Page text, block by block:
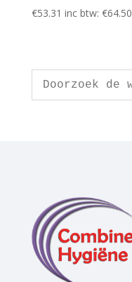
€53.31 inc btw: €64.50